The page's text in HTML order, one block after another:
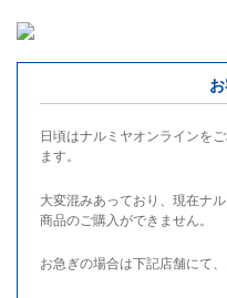
日頃はナルミヤオンラインを
ます。
大変混みあっており、現在ナ
商品のご購入ができません。
お急ぎの場合は下記店舗にて